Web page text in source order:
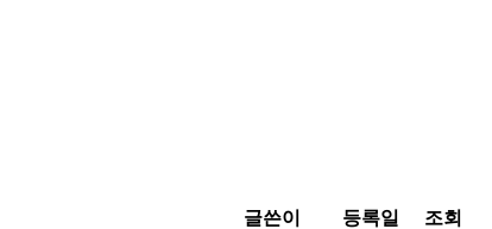
글쓴이 등록일 조회